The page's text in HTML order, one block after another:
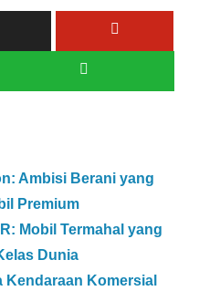
Ambisi Berani yang
Premium
Mobil Termahal yang
Dunia
Komersial